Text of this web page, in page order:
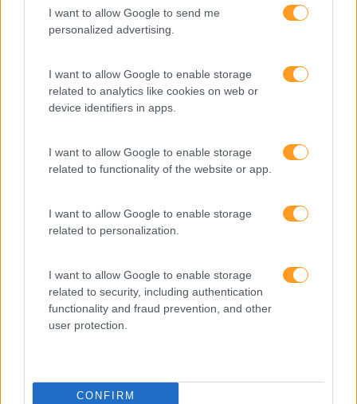
I want to allow Google to send me
personalized advertising.
I want to allow Google to enable storage
related to analytics like cookies on web or
device identifiers in apps.
I want to allow Google to enable storage
related to functionality of the website or app.
I want to allow Google to enable storage
related to personalization.
I want to allow Google to enable storage
related to security, including authentication
functionality and fraud prevention, and other
user protection.
CONFIRM
Tecnologias De Informação
calendário
Como usar a escuta
ativa para reter talento,
melhorar o ambiente de
trabalho e aumentar a
decidir com base em